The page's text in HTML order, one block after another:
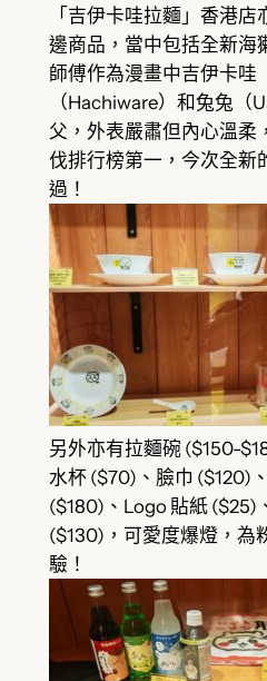
「吉伊卡哇拉麵」香港
邊商品，當中包括全新海
師傅作為漫畫中吉伊卡哇
（Hachiware）和兔兔（
父，外表嚴肅但內心溫柔
伐排行榜第一，今次全新
過！
另外亦有拉麵碗 ($150-
水杯 ($70)、臉巾 ($120)
($180)、Logo 貼紙 ($25)
($130)，可愛度爆燈，為
驗！